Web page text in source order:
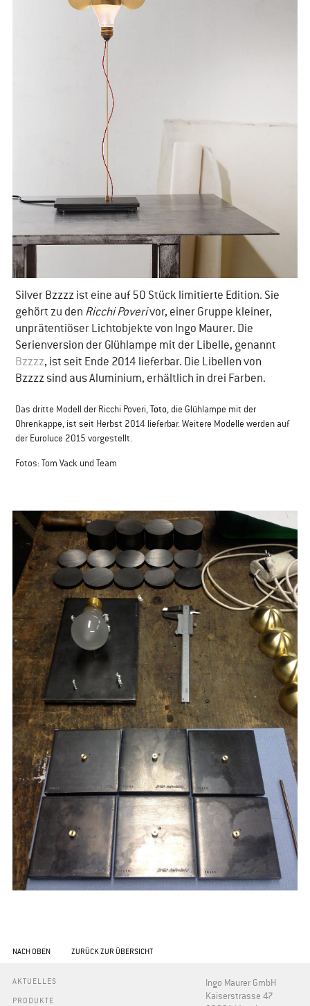
​Silver Bzzzz ist eine auf 50 Stück limitierte Edition. Sie
gehört zu den Ricchi Poverivor, einer Gruppe kleiner,
unprätentiöser Lichtobjekte von Ingo Maurer. Die
Serienversion der Glühlampe mit der Libelle, genannt
Bzzzz, ist seit Ende 2014 lieferbar. Die Libellen von
Bzzzz sind aus Aluminium, erhältlich in drei Farben.
Das dritte Modell der Ricchi Poveri, ​ ​Toto​, die Glühlampe mit der
Ohrenkappe, ist seit Herbst 2014 lieferbar. Weitere Modelle werden auf
der Euroluce 2015 vorgestellt.
Fotos: Tom Vack und Team​
NACH OBEN ZURÜCK ZUR ÜBERSICHT
AKTUELLES
PRODUKTE
Ingo Maurer GmbH
Kaiserstrasse 47